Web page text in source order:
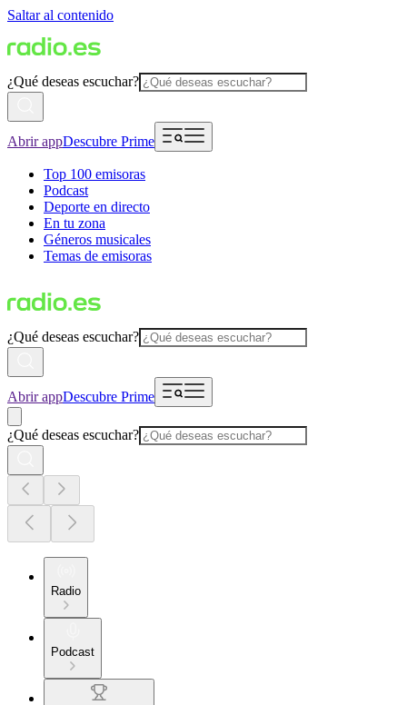
Saltar al contenido
¿Qué deseas escuchar?
Abrir appDescubre Prime
Top 100 emisoras
Podcast
Deporte en directo
En tu zona
Géneros musicales
Temas de emisoras
¿Qué deseas escuchar?
Abrir appDescubre Prime
¿Qué deseas escuchar?
Radio
Podcast